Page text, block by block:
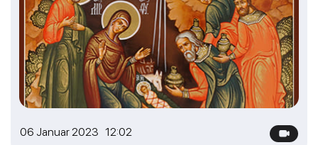
06 Januar 2023 12:02